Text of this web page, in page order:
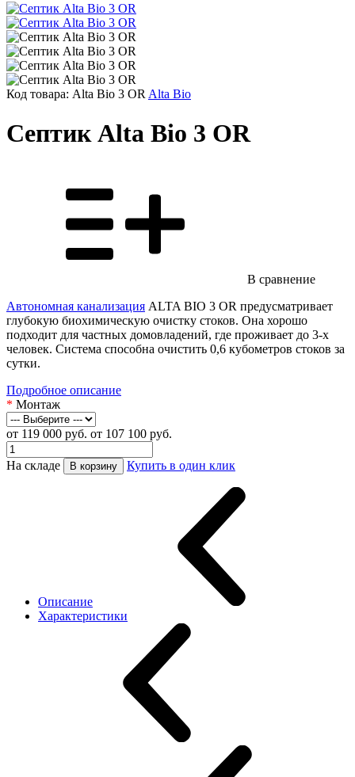
Код товара: Alta Bio 3 OR Alta Bio
Септик Alta Bio 3 OR
В сравнение
Автономная канализация ALTA BIO 3 OR предусматривает
глубокую биохимическую очистку стоков. Она хорошо
подходит для частных домовладений, где проживает до 3-х
человек. Система способна очистить 0,6 кубометров стоков за
сутки.
Подробное описание
* Монтаж
от 119 000 руб. от 107 100 руб.
На складе В корзину Купить в один клик
Описание
Характеристики